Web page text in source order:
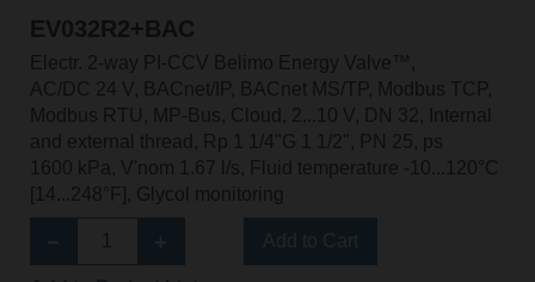
EV032R2+BAC
Electr. 2-way PI-CCV Belimo Energy Valve™,
AC/DC 24 V, BACnet/IP, BACnet MS/TP, Modbus TCP,
Modbus RTU, MP-Bus, Cloud, 2...10 V, DN 32, Internal
and external thread, Rp 1 1/4"G 1 1/2", PN 25, ps
1600 kPa, V'nom 1.67 l/s, Fluid temperature -10...120°C
[14...248°F], Glycol monitoring